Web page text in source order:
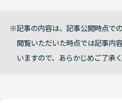
記事の内容は、記事公開時点での
閲覧いただいた時点では記事内
いますので、あらかじめご了承く